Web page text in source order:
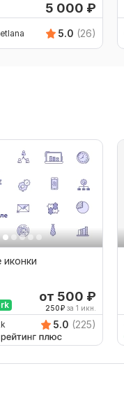
5 000 ₽
5.0 (26)
иконки
от 500 ₽
250₽ за 1 икн.
5.0 (225)